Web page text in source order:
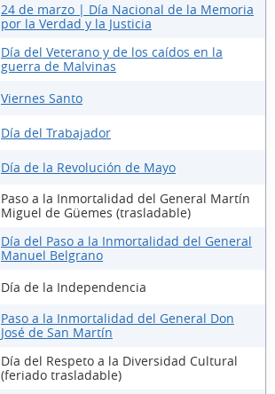
24 de marzo | Día Nacional de la Memoria
por la Verdad y la Justicia
Día del Veterano y de los caídos en la
guerra de Malvinas
Viernes Santo
Día del Trabajador
Día de la Revolución de Mayo
Paso a la Inmortalidad del General Martín
Miguel de Güemes (trasladable)
Día del Paso a la Inmortalidad del General
Manuel Belgrano
Día de la Independencia
Paso a la Inmortalidad del General Don
José de San Martín
Día del Respeto a la Diversidad Cultural
(feriado trasladable)